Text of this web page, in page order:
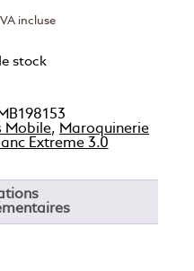
incluse
stock
Mobile, Maroquinerie
Extreme 3.0